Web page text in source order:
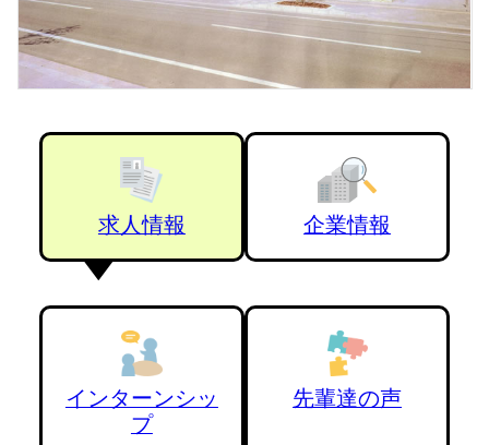
求人情報 企業情報
インターンシッ
プ
先輩達の声